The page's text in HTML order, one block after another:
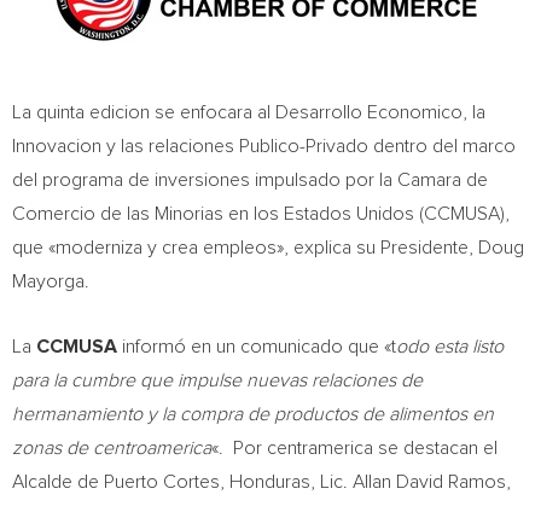
La quinta edicion se enfocara al Desarrollo Economico, la
Innovacion y las relaciones Publico-Privado dentro del marco
del programa de inversiones impulsado por la Camara de
Comercio de las Minorias en los Estados Unidos (CCMUSA),
que «moderniza y crea empleos», explica su Presidente,
Doug
Mayorga
La CCMUSA informó en un comunicado que «todo esta listo
para la cumbre que impulse nuevas relaciones de
hermanamiento y la compra de productos de alimentos en
zonas de centroamerica«. Por centramerica se destacan el
Alcalde de Puerto Cortes Honduras , Lic. Allan David Ramos